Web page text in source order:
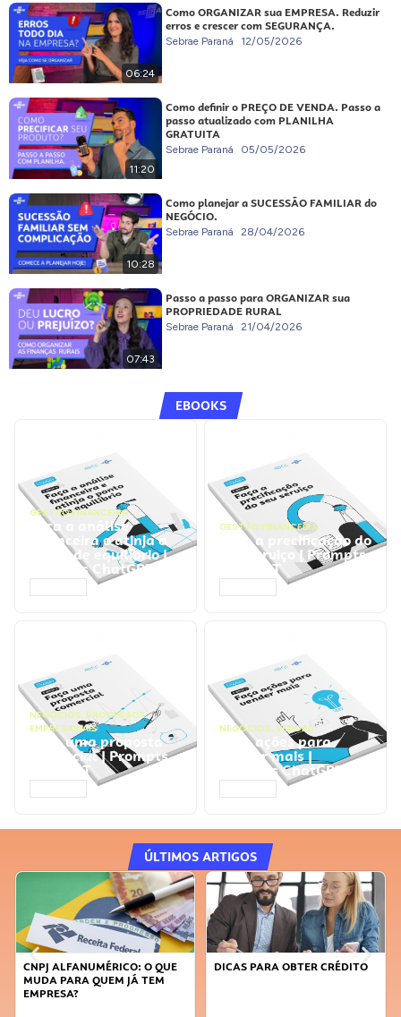
06:24
Como ORGANIZAR sua EMPRESA. Reduzir
erros e crescer com SEGURANÇA.
Sebrae Paraná 12/05/2026
11:20
Como definir o PREÇO DE VENDA. Passo a
passo atualizado com PLANILHA
GRATUITA
Sebrae Paraná 05/05/2026
10:28
Como planejar a SUCESSÃO FAMILIAR do
NEGÓCIO.
Sebrae Paraná 28/04/2026
07:43
Passo a passo para ORGANIZAR sua
PROPRIEDADE RURAL
Sebrae Paraná 21/04/2026
EBOOKS
GESTÃO FINANCEIRA
Faça a análise
financeira e atinja o
ponto de equilíbrio |
Prompts ChatGPT
GESTÃO FINANCEIRA
Faça a precificação do
seu serviço | Prompts
ChatGPT
NEGÓCIOS, PROCESSOS
EMPRESARIAIS
Faça uma proposta
comercial | Prompts
ChatGPT
NEGÓCIOS, VENDAS
Faça ações para
vender mais |
Prompts ChatGPT
ÚLTIMOS ARTIGOS
CNPJ ALFANUMÉRICO: O QUE
MUDA PARA QUEM JÁ TEM
EMPRESA?
DICAS PARA OBTER CRÉDITO